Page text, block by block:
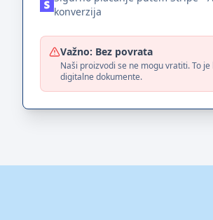
konverzija
Važno: Bez povrata
Naši proizvodi se ne mogu vratiti. To je
digitalne dokumente.